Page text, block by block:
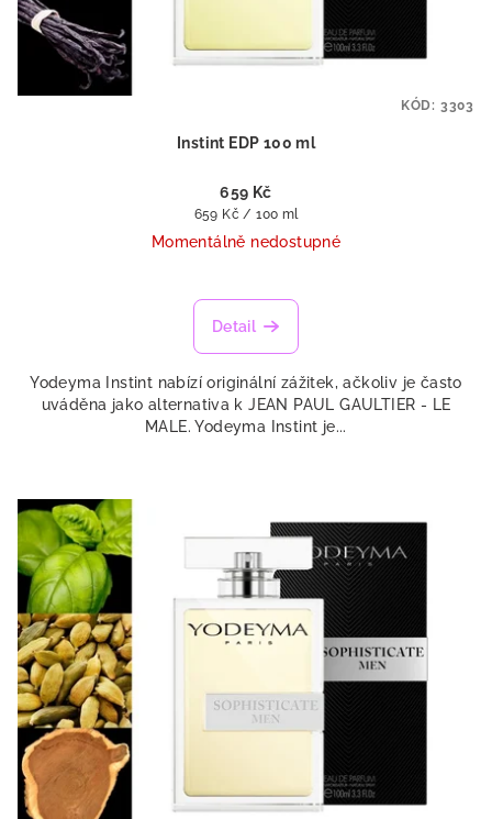
Instint EDP 100 ml
659 Kč
Měrná
cena:
659 Kč / 100 ml
Momentálně nedostupné
Detail
Yodeyma Instint nabízí originální zážitek, ačkoliv je často
uváděna jako alternativa k JEAN PAUL GAULTIER - LE
MALE. Yodeyma Instint je...
KÓD: 3303